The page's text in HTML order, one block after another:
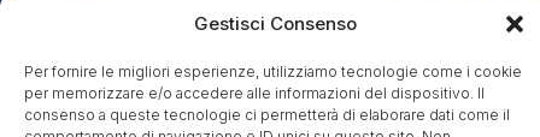
Gestisci Consenso
Per fornire le migliori esperienze, utilizziamo tecnologie come i cookie
per memorizzare e/o accedere alle informazioni del dispositivo. Il
consenso a queste tecnologie ci permetterà di elaborare dati come il
INSCRITA
EN EL
SOCIAL
EUROS
TOTALMENTE
DESEMBOLSADO